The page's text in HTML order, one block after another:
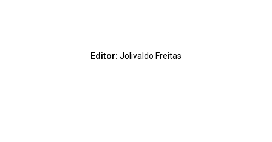
Editor: Jolivaldo Freitas